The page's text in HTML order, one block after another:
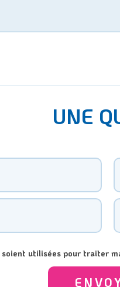
UNE
utilisées pour traiter